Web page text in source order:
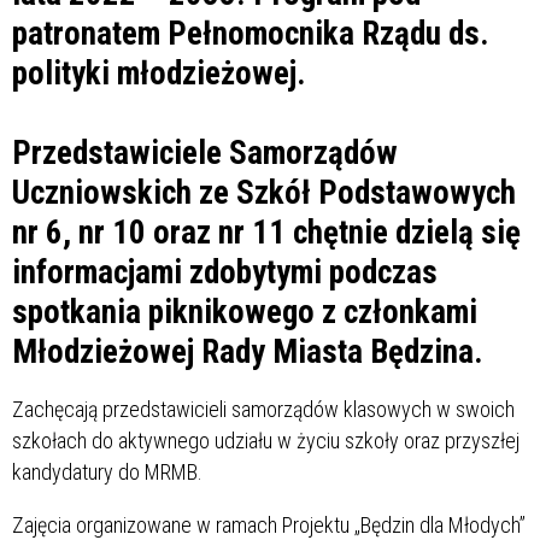
Przedstawiciele Samorządów
Uczniowskich ze Szkół Podstawowych
nr 6, nr 10 oraz nr 11 chętnie dzielą się
informacjami zdobytymi podczas
spotkania piknikowego z członkami
Młodzieżowej Rady Miasta Będzina.
Zachęcają przedstawicieli samorządów klasowych w swoich
szkołach do aktywnego udziału w życiu szkoły oraz przyszłej
kandydatury do MRMB.
Zajęcia organizowane w ramach Projektu „Będzin dla Młodych”